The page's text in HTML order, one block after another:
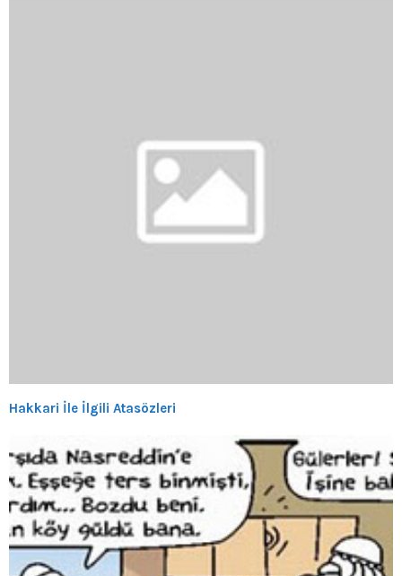
Hakkari İle İlgili Atasözleri